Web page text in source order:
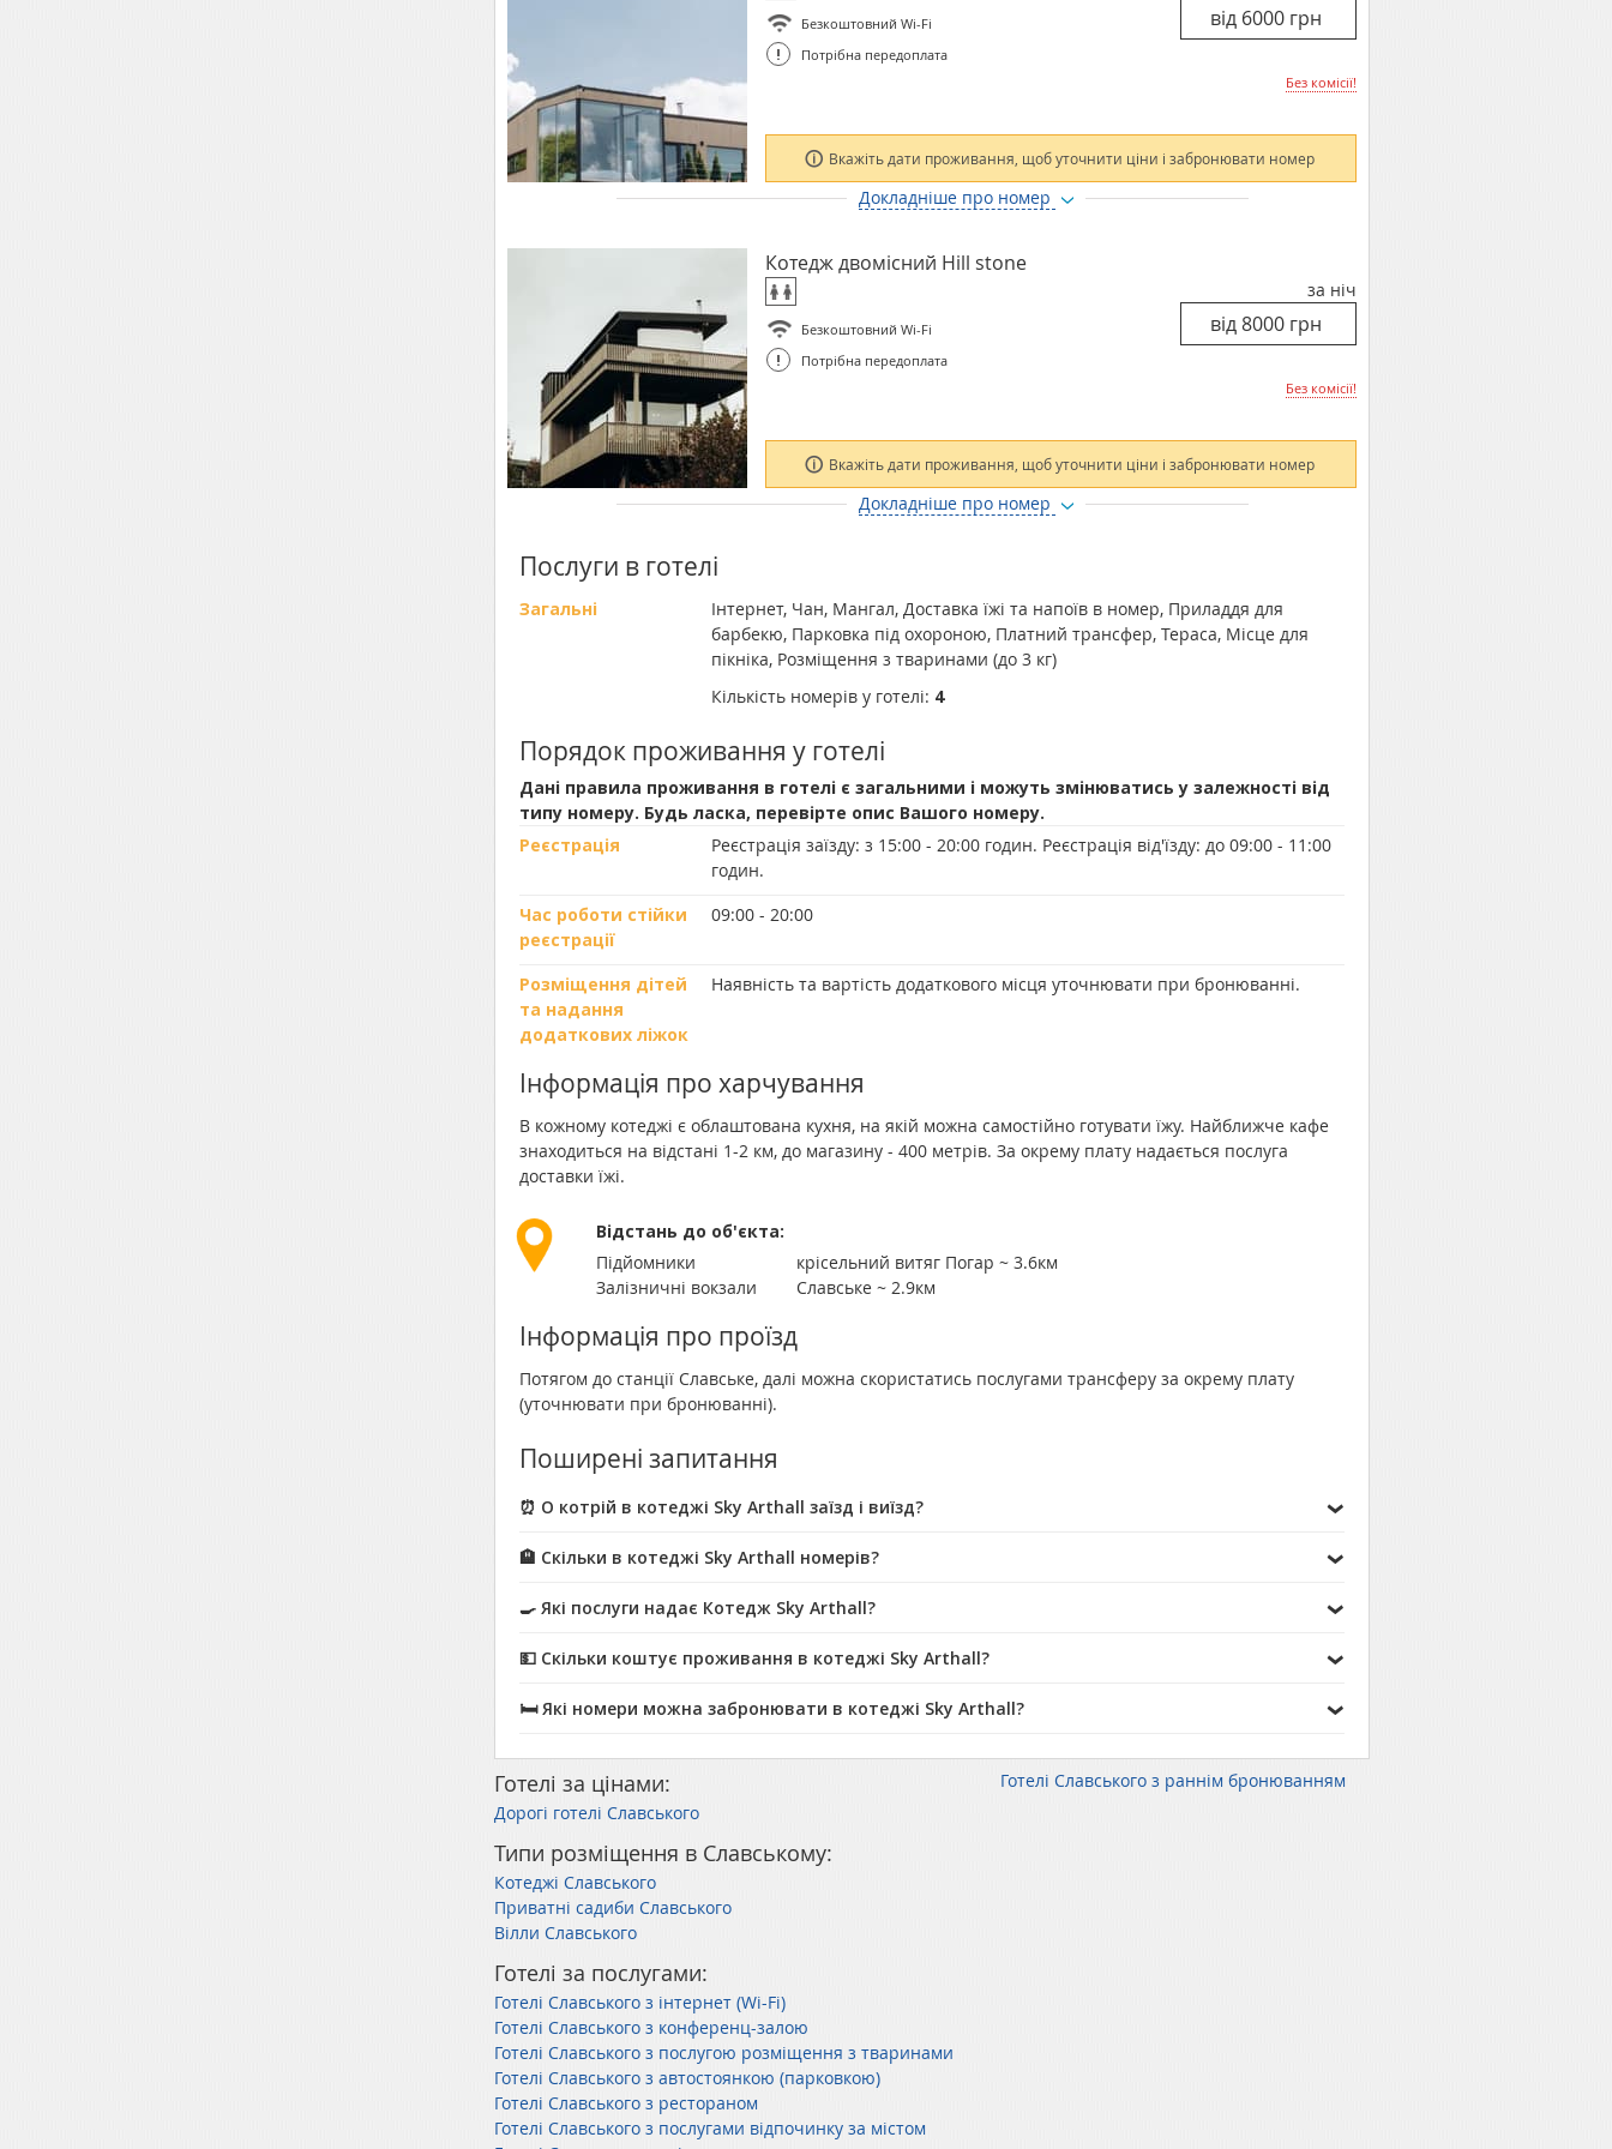
Безкоштовний Wi-Fi
! Потрібна передоплата
Без комісії!
Вкажіть дати проживання, щоб уточнити ціни і забронювати номер
Докладніше про номер
Котедж двомісний Hill stone
Безкоштовний Wi-Fi
! Потрібна передоплата
за ніч
Без комісії!
Вкажіть дати проживання, щоб уточнити ціни і забронювати номер
Докладніше про номер
Послуги в готелі
Загальні
Інтернет, Чан, Мангал, Доставка їжі та напоїв в номер, Приладдя для
барбекю, Парковка під охороною, Платний трансфер, Тераса, Місце для
пікніка, Розміщення з тваринами (до 3 кг)
Кількість номерів у готелі: 4
Порядок проживання у готелі
Дані правила проживання в готелі є загальними і можуть змінюватись у залежності від
типу номеру. Будь ласка, перевірте опис Вашого номеру.
Реєстрація
Реєстрація заїзду: з 15:00 - 20:00 годин. Реєстрація від'їзду: до 09:00 - 11:00
годин.
Час роботи стійки
реєстрації
09:00 - 20:00
Розміщення дітей
та надання
додаткових ліжок
Наявність та вартість додаткового місця уточнювати при бронюванні.
Інформація про харчування
В кожному котеджі є облаштована кухня, на якій можна самостійно готувати їжу. Найближче кафе
знаходиться на відстані 1-2 км, до магазину - 400 метрів. За окрему плату надається послуга
доставки їжі.
Відстань до об'єкта:
Підйомники
крісельний витяг Погар ~ 3.6км
Залізничні вокзали
Славське ~ 2.9км
Інформація про проїзд
Потягом до станції Славське, далі можна скористатись послугами трансферу за окрему плату
(уточнювати при бронюванні).
Поширені запитання
⏰ О котрій в котеджі Sky Arthall заїзд і виїзд?
🏨 Скільки в котеджі Sky Arthall номерів?
🍳 Які послуги надає Котедж Sky Arthall?
💵 Скільки коштує проживання в котеджі Sky Arthall?
🛏️ Які номери можна забронювати в котеджі Sky Arthall?
Готелі за цінами:
Дорогі готелі Славського
Готелі Славського з раннім бронюванням
Типи розміщення в Славському:
Котеджі Славського
Приватні садиби Славського
Вілли Славського
Готелі за послугами:
Готелі Славського з інтернет (Wi-Fi)
Готелі Славського з конференц-залою
Готелі Славського з послугою розміщення з тваринами
Готелі Славського з автостоянкою (парковкою)
Готелі Славського з рестораном
Готелі Славського з послугами відпочинку за містом